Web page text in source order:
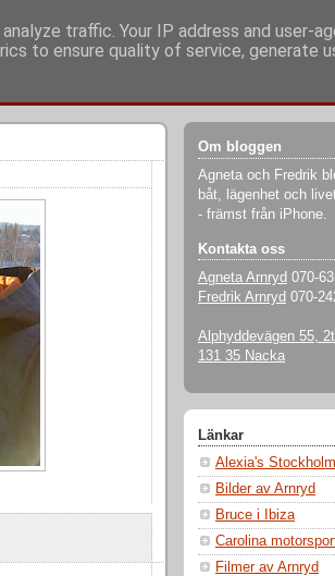
Om bloggen
Agneta och Fredrik
båt, lägenhet och
- främst från iPhone.
Kontakta oss
Agneta Arnryd 070-
Fredrik Arnryd 070-
Alphyddevägen 55,
131 35 Nacka
Länkar
Alexia's
Bilder av Arnryd
Bruce i Ibiza
Carolina
Filmer av Arnryd
traffic. Your IP address and user-
to ensure quality of service, generate